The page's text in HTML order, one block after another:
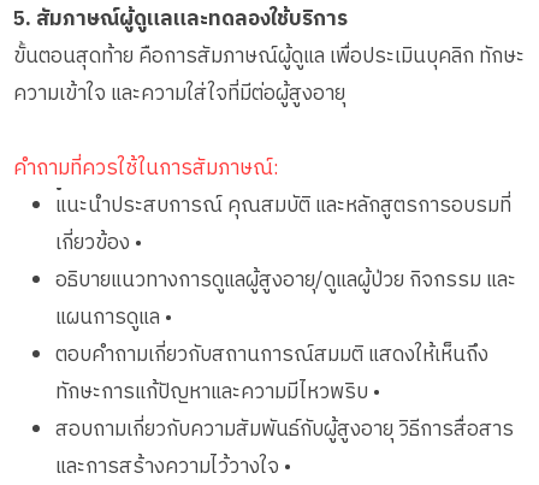
5. สัมภาษณ์ผู้ดูแลและทดลองใช้บริการ
ขั้นตอนสุดท้าย คือการสัมภาษณ์ผู้ดูแล เพื่อประเมินบุคลิก ทักษะ
ความเข้าใจ และความใส่ใจที่มีต่อผู้สูงอายุ
คำถามที่ควรใช้ในการสัมภาษณ์:
•
แนะนำประสบการณ์ คุณสมบัติ และหลักสูตรการอบรมที่
เกี่ยวข้อง •
อธิบายแนวทางการดูแลผู้สูงอายุ/ดูแลผู้ป่วย กิจกรรม และ
แผนการดูแล •
ตอบคำถามเกี่ยวกับสถานการณ์สมมติ แสดงให้เห็นถึง
ทักษะการแก้ปัญหาและความมีไหวพริบ •
สอบถามเกี่ยวกับความสัมพันธ์กับผู้สูงอายุ วิธีการสื่อสาร
และการสร้างความไว้วางใจ •